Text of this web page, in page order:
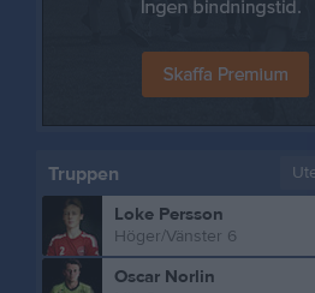
Truppen
Loke Persson
Höger/Vänster 6
Oscar Norlin